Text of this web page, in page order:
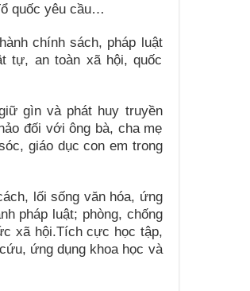
quốc yêu cầu…
chính sách, pháp luật
tự, an toàn xã hội, quốc
gìn và phát huy truyền
đối với ông bà, cha mẹ
giáo dục con em trong
lối sống văn hóa, ứng
pháp luật; phòng, chống
xã hội.Tích cực học tập,
ứng dụng khoa học và